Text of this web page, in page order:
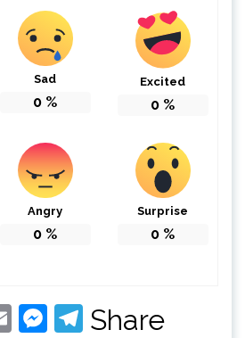
Sad
0 %
Excited
0 %
Angry
0 %
Surprise
0 %
EmailMessenger
Telegram
Share